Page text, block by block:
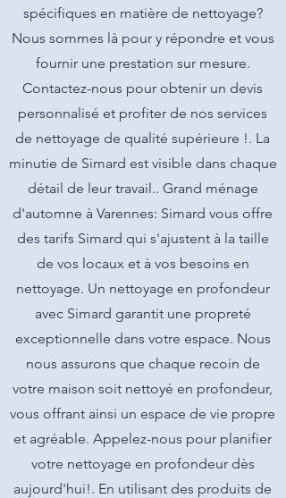
spécifiques en matière de nettoyage?
Nous sommes là pour y répondre et vous
fournir une prestation sur mesure.
Contactez-nous pour obtenir un devis
personnalisé et profiter de nos services
de nettoyage de qualité supérieure !. La
minutie de Simard est visible dans chaque
détail de leur travail.. Grand ménage
d'automne à Varennes: Simard vous offre
des tarifs Simard qui s'ajustent à la taille
de vos locaux et à vos besoins en
nettoyage. Un nettoyage en profondeur
avec Simard garantit une propreté
exceptionnelle dans votre espace. Nous
nous assurons que chaque recoin de
votre maison soit nettoyé en profondeur,
vous offrant ainsi un espace de vie propre
et agréable. Appelez-nous pour planifier
votre nettoyage en profondeur dès
aujourd'hui!. En utilisant des produits de